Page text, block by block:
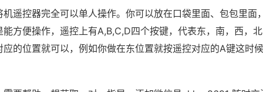
遥控器完全可以单人操作。你可以放在口袋里面、包包里面
方便操作，遥控上有A,B,C,D四个按键，代表东，南，西，
的位置就可以，例如你做在东位置就按遥控对应的A键这时